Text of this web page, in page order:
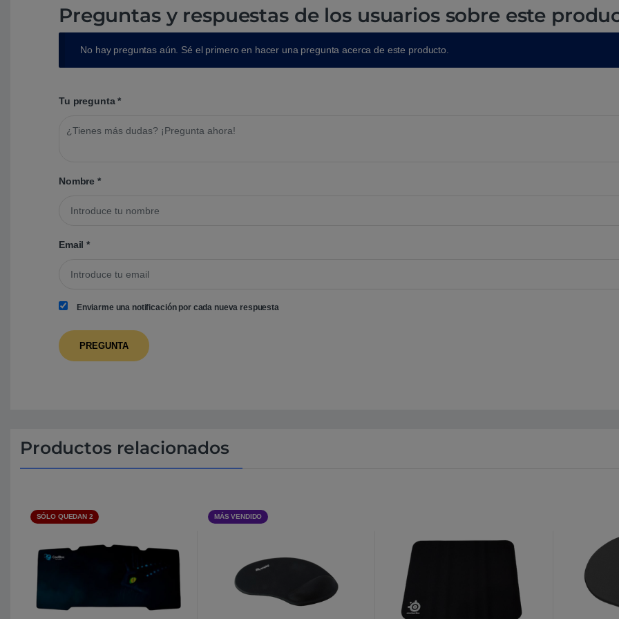
Preguntas y respuestas de los usuarios sobre este
No hay preguntas aún. Sé el primero en hacer una pregunta acerca de este producto.
Tu pregunta*
Nombre*
Email*
Enviarme una notificación por cada nueva respuesta
Productos relacionados
SÓLO QUEDAN 2 MÁS VENDIDO